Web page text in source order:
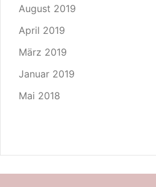
August 2019
April 2019
März 2019
Januar 2019
Mai 2018